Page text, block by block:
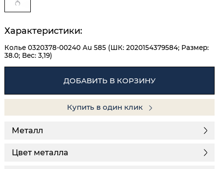
Характеристики:
Колье 0320378-00240 Au 585 (ШК: 2020154379584; Размер:
38.0; Вес: 3,19)
ДОБАВИТЬ В КОРЗИНУ
Купить в один клик
Металл
Цвет металла